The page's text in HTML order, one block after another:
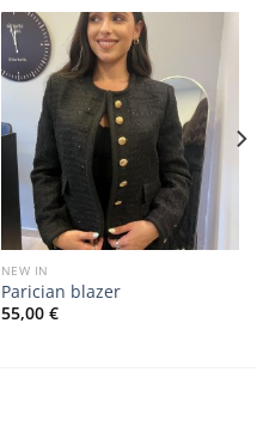
NEW IN
Parician blazer
55,00 €